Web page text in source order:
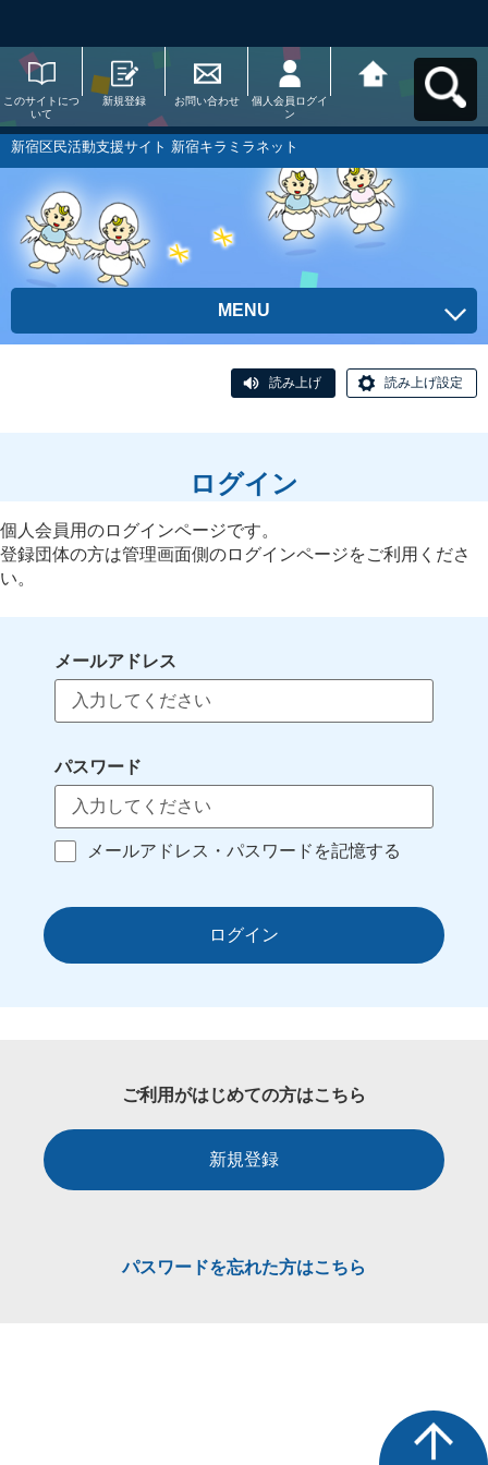
このサイトにつ
いて
新規登録 お問い合わせ
個人会員ログイ
ン
ラミラネットへ
新宿区民活動支援サイト 新宿キラミラネット
MENU
読み上げ 読み上げ設定
ログイン
個人会員用のログインページです。
登録団体の方は管理画面側のログインページをご利用くださ
い。
メールアドレス
パスワード
メールアドレス・パスワードを記憶する
ログイン
ご利用がはじめての方はこちら
新規登録
パスワードを忘れた方はこちら